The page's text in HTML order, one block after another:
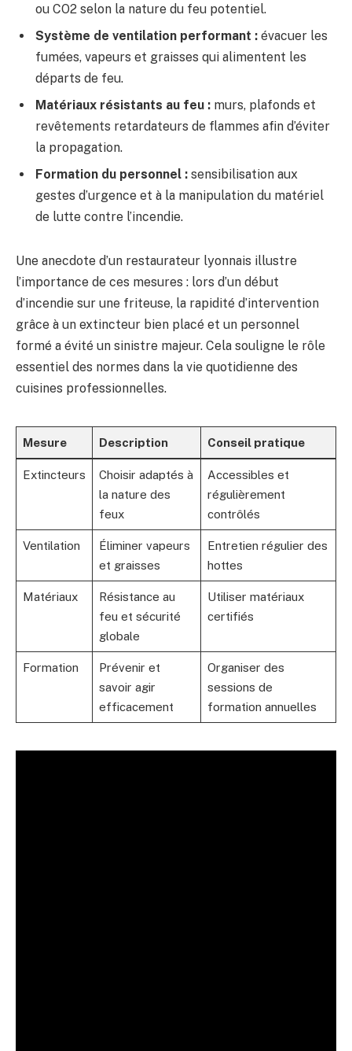
ou CO2 selon la nature du feu potentiel.
Système de ventilation performant : évacuer les
fumées, vapeurs et graisses qui alimentent les
départs de feu.
Matériaux résistants au feu : murs, plafonds et
revêtements retardateurs de flammes afin d’éviter
la propagation.
Formation du personnel : sensibilisation aux
gestes d’urgence et à la manipulation du matériel
de lutte contre l’incendie.
Une anecdote d’un restaurateur lyonnais illustre
l’importance de ces mesures : lors d’un début
d’incendie sur une friteuse, la rapidité d’intervention
grâce à un extincteur bien placé et un personnel
formé a évité un sinistre majeur. Cela souligne le rôle
essentiel des normes dans la vie quotidienne des
cuisines professionnelles.
Mesure Description Conseil pratique
Extincteurs
Choisir adaptés à
la nature des
feux
Accessibles et
régulièrement
contrôlés
Ventilation
Éliminer vapeurs
et graisses
Entretien régulier des
hottes
Matériaux
Résistance au
feu et sécurité
globale
Utiliser matériaux
certifiés
Formation
Prévenir et
savoir agir
efficacement
Organiser des
sessions de
formation annuelles